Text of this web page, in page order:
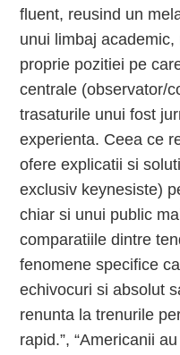
fluent, reusind un
unui limbaj
proprie pozitiei pe
centrale (observator/
trasaturile unui fost
experienta. Ceea ce
ofere explicatii si
exclusiv keynesiste)
chiar si unui public
comparatiile dintre
fenomene specifice
echivocuri si absolut
renunta la trenurile
rapid.”, “Americanii